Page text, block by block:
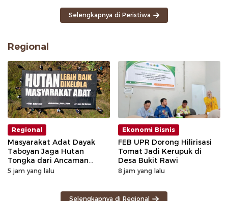
Selengkapnya di Peristiwa
Regional
Regional
Masyarakat Adat Dayak
Taboyan Jaga Hutan
Tongka dari Ancaman
Deforestasi
5 jam yang lalu
Ekonomi Bisnis
FEB UPR Dorong Hilirisasi
Tomat Jadi Kerupuk di
Desa Bukit Rawi
8 jam yang lalu
Selengkapnya di Regional